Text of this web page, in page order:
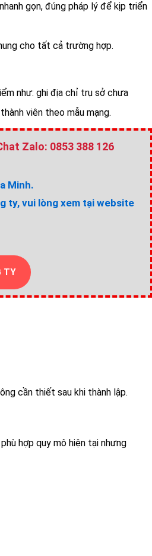
gọn, đúng pháp lý để kịp triển
cho tất cả trường hợp.
như: ghi địa chỉ trụ sở chưa
viên theo mẫu mạng.
Zalo: 0853 388 126
Minh.
ty, vui lòng xem tại website
TY
cần thiết sau khi thành lập.
hợp quy mô hiện tại nhưng